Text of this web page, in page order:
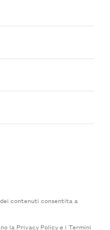
contenuti consentita a
la Privacy Policye i Termini